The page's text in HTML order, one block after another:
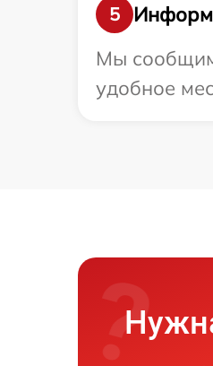
5
Мы сообщим
удобное